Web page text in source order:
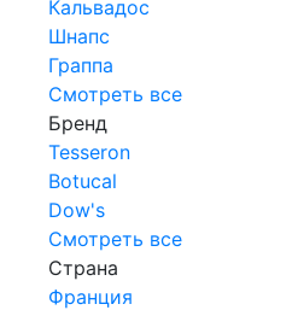
Кальвадос
Шнапс
Граппа
Смотреть все
Бренд
Tesseron
Botucal
Dow's
Смотреть все
Страна
Франция